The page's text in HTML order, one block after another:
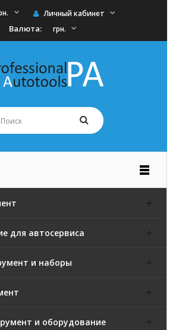
Личный кабинет
Валюта: грн.
для автосервиса
и наборы
и оборудование